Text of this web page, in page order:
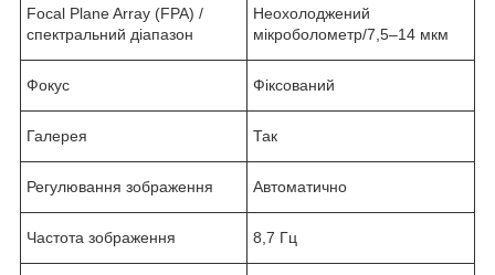
Focal Plane Array (FPA) /
спектральний діапазон
Неохолоджений
мікроболометр/7,5–14 мкм
Фокус Фіксований
Галерея Так
Регулювання зображення Автоматично
Частота зображення 8,7 Гц